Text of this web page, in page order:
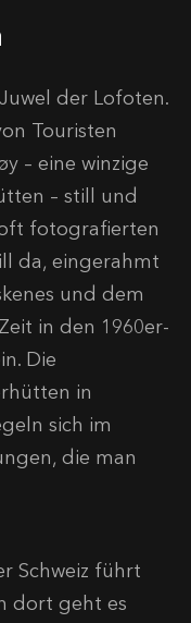
der Lofoten.
Touristen
– eine winzige
– still und
fotografierten
da, eingerahmt
und dem
in den 1960er-
Die
in
sich im
die man
Schweiz führt
dort geht es